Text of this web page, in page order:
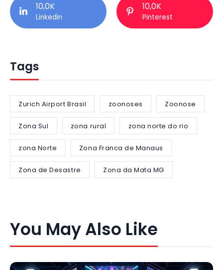
10,0K
Linkedin
10,0K
Pinterest
Tags
Zurich Airport Brasil zoonoses Zoonose
Zona Sul zona rural zona norte do rio
zona Norte Zona Franca de Manaus
Zona de Desastre Zona da Mata MG
You May Also Like